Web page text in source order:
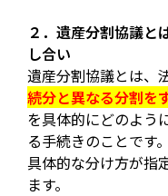
２．遺産分割協議と
し合い
遺産分割協議とは、
続分と異なる分割を
を具体的にどのよう
る手続きのことです
具体的な分け方が指
ます。